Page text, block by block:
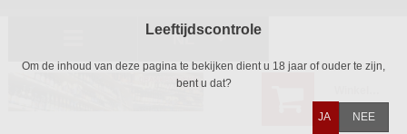
NL
Leeftijdscontrole
Om de inhoud van deze pagina te bekijken dient u 18 jaar of ouder te zijn,
bent u dat?
JA NEE